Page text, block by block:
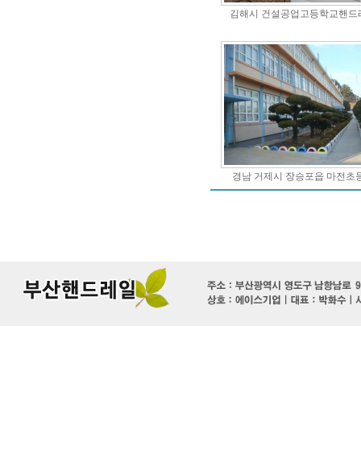
김해시 건설공업고등학교핸
경남 거제시 장승포읍 마전